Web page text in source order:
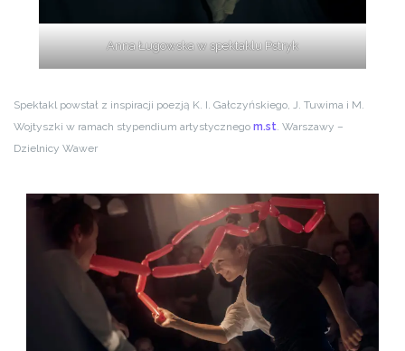
Anna Ługowska w spektaklu Pstryk
Spektakl powstał z inspiracji poezją K. I. Gałczyńskiego, J. Tuwima i M.
Wojtyszki w ramach stypendium artystycznego m.st. Warszawy –
Dzielnicy Wawer